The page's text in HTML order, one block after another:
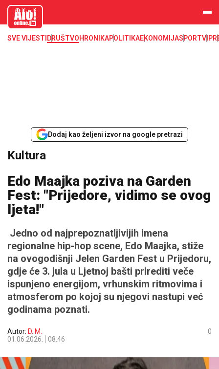
aloonline.b
SVE VIJESTI DRUŠTVOHRONIKAPOLITIKAEKONOMIJASPORTVIP
Dodaj kao željeni izvor na google pretrazi
Kultura
Edo Maajka poziva na Garden
Fest: "Prijedore, vidimo se ovog
ljeta!"
Jedno od najprepoznatljivijih imena
regionalne hip-hop scene, Edo Maajka, stiže
na ovogodišnji Jelen Garden Fest u Prijedoru,
gdje će 3. jula u Ljetnoj bašti prirediti veče
ispunjeno energijom, vrhunskim ritmovima i
atmosferom po kojoj su njegovi nastupi već
godinama poznati.
Autor: D. M.
01.06.2026.
08:46
0